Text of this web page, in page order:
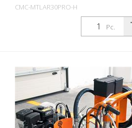
CMC-MTLAR30PRO-H
Pc.